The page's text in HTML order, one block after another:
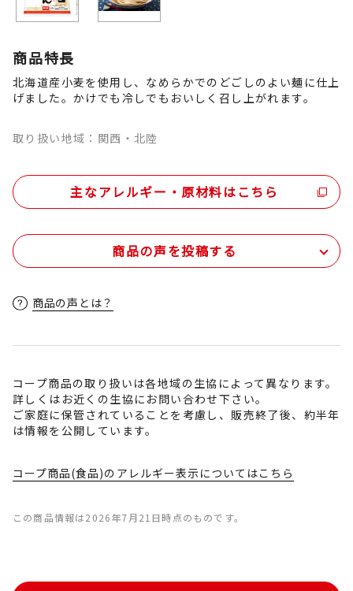
商品特長
北海道産小麦を使用し、なめらかでのどごしのよい麺に仕上
げました。かけでも冷しでもおいしく召し上がれます。
取り扱い地域：関西・北陸
主なアレルギー・原材料はこちら
商品の声を投稿する
商品の声とは？
コープ商品の取り扱いは各地域の生協によって異なります。
詳しくはお近くの生協にお問い合わせ下さい。
ご家庭に保管されていることを考慮し、販売終了後、約半年
は情報を公開しています。
コープ商品(食品)のアレルギー表示についてはこちら
この商品情報は2026年7月21日時点のものです。